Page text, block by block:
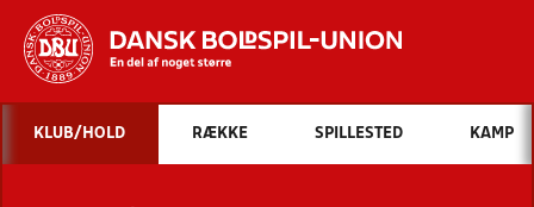
Hvad vil du søge efter?
INDHOLD OG NYHEDER
KLUB/HOLD RÆKKE SPILLESTED KAMP